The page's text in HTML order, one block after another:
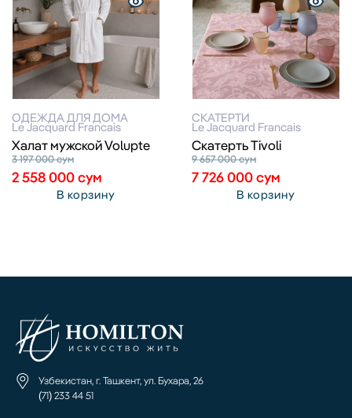
ОДЕЖДА ДЛЯ ДОМА
Le Jacquard Francais
Халат мужской Volupte
3 197 000сум
2 558 000сум
В корзину
СКАТЕРТИ
Le Jacquard Francais
Скатерть Tivoli
9 657 000сум
7 726 000сум
В корзину
Узбекистан, г. Ташкент, ул. Бухара, 26
(71) 233 44 51